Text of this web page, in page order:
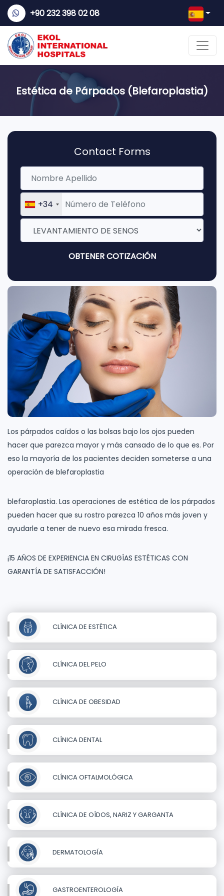
+90 232 398 02 08
Estética de Párpados (Blefaroplastia)
Contact Forms
+34
OBTENER COTIZACIÓN
Los párpados caídos o las bolsas bajo los ojos pueden
hacer que parezca mayor y más cansado de lo que es. Por
eso la mayoría de los pacientes deciden someterse a una
operación de blefaroplastia
blefaroplastia. Las operaciones de estética de los párpados
pueden hacer que su rostro parezca 10 años más joven y
ayudarle a tener de nuevo esa mirada fresca.
¡15 AÑOS DE EXPERIENCIA EN CIRUGÍAS ESTÉTICAS CON
GARANTÍA DE SATISFACCIÓN!
CLÍNICA DE ESTÉTICA
CLÍNICA DEL PELO
CLÍNICA DE OBESIDAD
CLÍNICA DENTAL
CLÍNICA OFTALMOLÓGICA
CLÍNICA DE OÍDOS, NARIZ Y GARGANTA
DERMATOLOGÍA
GASTROENTEROLOGÍA